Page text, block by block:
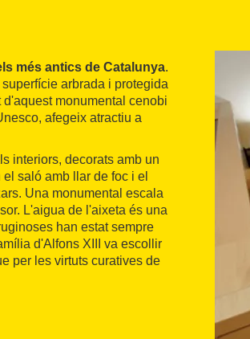
més antics de Catalunya.
superfície arbrada i protegida
monumental cenobi
afegeix atractiu a
interiors, decorats amb un
saló amb llar de foc i el
Una monumental escala
L'aigua de l'aixeta és una
han estat sempre
d'Alfons XIII va escollir
per les virtuts curatives de